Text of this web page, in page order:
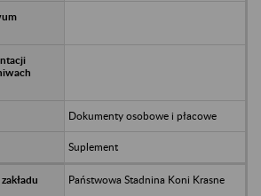
Dokumenty osobowe i płacowe
Suplement
Państwowa Stadnina Koni Krasne